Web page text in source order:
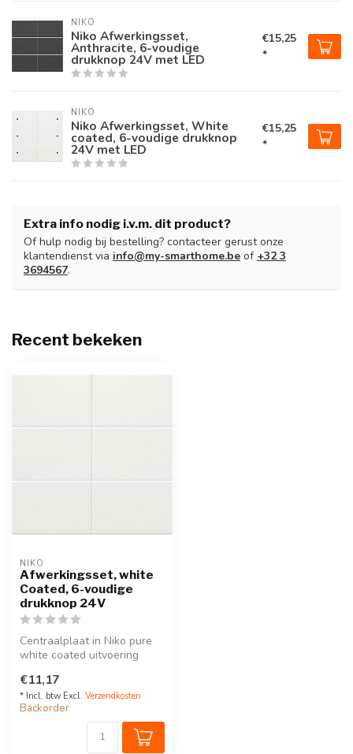
NIKO
Niko Afwerkingsset,
Anthracite, 6-voudige
drukknop 24V met LED
€15,25
*
NIKO
Niko Afwerkingsset, White
coated, 6-voudige drukknop
24V met LED
€15,25
*
Extra info nodig i.v.m. dit product?
Of hulp nodig bij bestelling? contacteer gerust onze
klantendienst via info@my-smarthome.be of +32 3
3694567.
Recent bekeken
NIKO
Afwerkingsset, white
Coated, 6-voudige
drukknop 24V
Centraalplaat in Niko pure
white coated uitvoering
druk...
€11,17
* Incl. btw Excl. Verzendkosten
Backorder